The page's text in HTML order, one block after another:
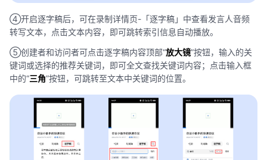
④开启逐字稿后，可在录制详情页-「逐字稿」中查看发言人音频
转写文本，点击文本内容，即可跳转索引信息自动播放。
⑤创建者和访问者可点击逐字稿内容顶部“放大镜”按钮，输入的关
键词或选择的推荐关键词，即可全文查找关键词内容；点击输入框
中的“三角”按钮，可跳转至文本中关键词的位置。